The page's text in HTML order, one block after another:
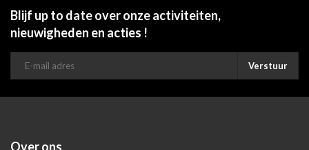
Blijf up to date over onze activiteiten,
nieuwigheden en acties !
Verstuur
Over ons